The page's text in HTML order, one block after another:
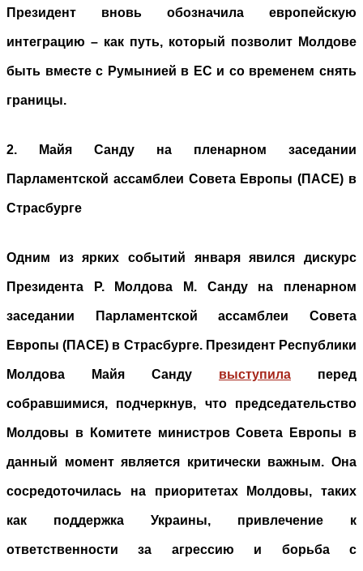
Президент вновь обозначила европейскую
интеграцию – как путь, который позволит Молдове
быть вместе с Румынией в ЕС и со временем снять
границы.
2. Майя Санду на пленарном заседании
Парламентской ассамблеи Совета Европы (ПАСЕ) в
Страсбурге
Одним из ярких событий января явился дискурс
Президента Р. Молдова М. Санду на пленарном
заседании Парламентской ассамблеи Совета
Европы (ПАСЕ) в Страсбурге. Президент Республики
Молдова Майя Санду выступила перед
собравшимися, подчеркнув, что председательство
Молдовы в Комитете министров Совета Европы в
данный момент является критически важным. Она
сосредоточилась на приоритетах Молдовы, таких
как поддержка Украины, привлечение к
ответственности за агрессию и борьба с